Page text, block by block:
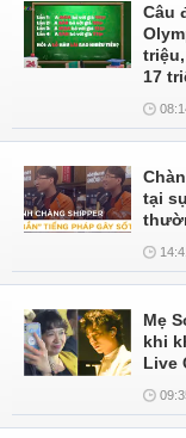
Câu
17
tại
Mẹ
khi
Live